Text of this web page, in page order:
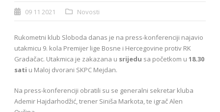
09 11 2021 Novosti
Rukometni klub Sloboda danas je na press-konferenciji najavio
utakmicu 9. kola Premijer lige Bosne i Hercegovine protiv RK
Gradačac. Utakmica je zakazana u srijedu sa početkom u 18.30
sati u Maloj dvorani SKPC Mejdan.
Na press-konferenciji obratili su se generalni sekretar kluba
Ademir Hajdarhodžić, trener Siniša Markota, te igrač Alen